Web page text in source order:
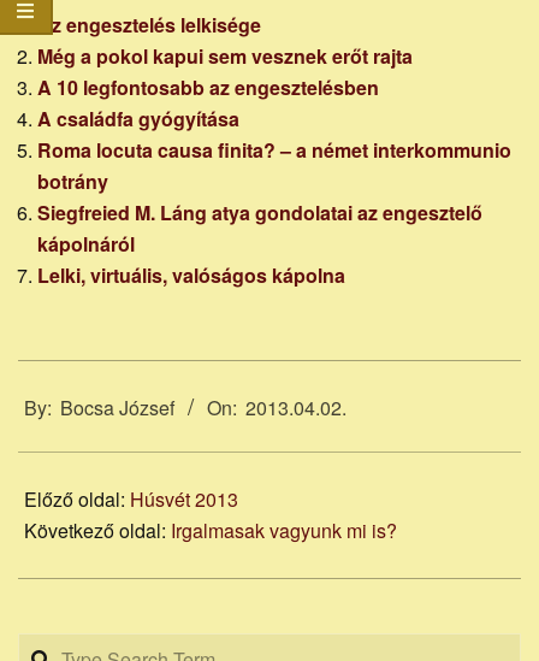
Az engesztelés lelkisége
Még a pokol kapui sem vesznek erőt rajta
A 10 legfontosabb az engesztelésben
A családfa gyógyítása
Roma locuta causa finita? – a német interkommunio
botrány
Siegfreied M. Láng atya gondolatai az engesztelő
kápolnáról
Lelki, virtuális, valóságos kápolna
04-
By: Bocsa József On: 2013.04.02.
Előző oldal: Húsvét 2013
Következő oldal: Irgalmasak vagyunk mi is?
Search